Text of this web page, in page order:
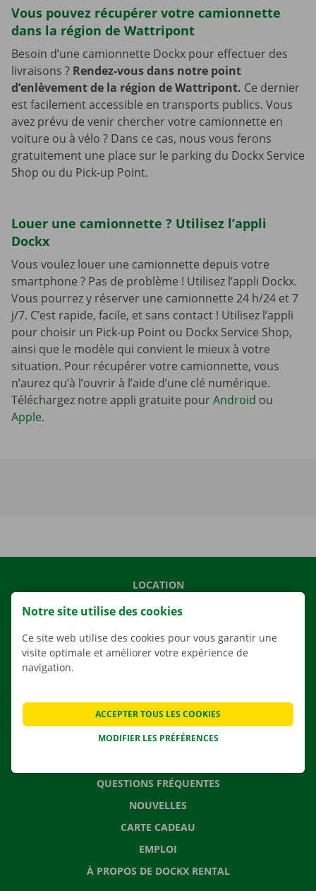
Vous pouvez récupérer votre camionnette
dans la région de Wattripont
Besoin d’une camionnette Dockx pour effectuer des
livraisons ? Rendez-vous dans notre point
d’enlèvement de la région de Wattripont. Ce dernier
est facilement accessible en transports publics. Vous
avez prévu de venir chercher votre camionnette en
voiture ou à vélo ? Dans ce cas, nous vous ferons
gratuitement une place sur le parking du Dockx Service
Shop ou du Pick-up Point.
Louer une camionnette ? Utilisez l’appli
Dockx
Vous voulez louer une camionnette depuis votre
smartphone ? Pas de problème ! Utilisez l’appli Dockx.
Vous pourrez y réserver une camionnette 24 h/24 et 7
j/7. C’est rapide, facile, et sans contact ! Utilisez l’appli
pour choisir un Pick-up Point ou Dockx Service Shop,
ainsi que le modèle qui convient le mieux à votre
situation. Pour récupérer votre camionnette, vous
n’aurez qu’à l’ouvrir à l’aide d’une clé numérique.
Téléchargez notre appli gratuite pourAndroid ou
Apple.
LOCATION
NOS VÉHICULES
AGENCES
QUESTIONS FRÉQUENTES
NOUVELLES
CARTE CADEAU
EMPLOI
À PROPOS DE DOCKX RENTAL
Notre site utilise des cookies
Ce site web utilise des cookies pour vous garantir une
visite optimale et améliorer votre expérience de
navigation.
MODIFIER LES PRÉFÉRENCES
ACCEPTER TOUS LES COOKIES